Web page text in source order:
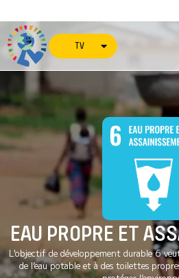
TV
EAU PROPRE ET
L'objectif de développement durable 6
de l’eau potable et à des toilettes